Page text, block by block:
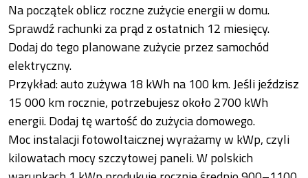
Na początek oblicz roczne zużycie energii w domu.
Sprawdź rachunki za prąd z ostatnich 12 miesięcy.
Dodaj do tego planowane zużycie przez samochód
elektryczny.
Przykład: auto zużywa 18 kWh na 100 km. Jeśli jeździsz
15 000 km rocznie, potrzebujesz około 2700 kWh
energii. Dodaj tę wartość do zużycia domowego.
Moc instalacji fotowoltaicznej wyrażamy w kWp, czyli
kilowatach mocy szczytowej paneli. W polskich